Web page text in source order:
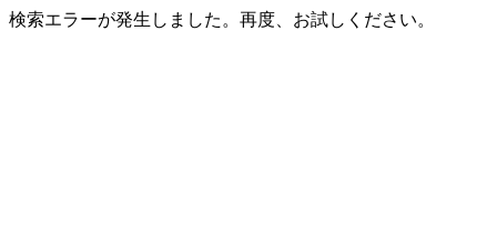
検索エラーが発生しました。再度、お試しください。